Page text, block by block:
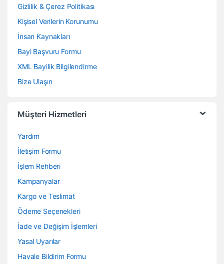
Gizlilik & Çerez Politikası
Kişisel Verilerin Korunumu
İnsan Kaynakları
Bayi Başvuru Formu
XML Bayilik Bilgilendirme
Bize Ulaşın
Müşteri Hizmetleri
Yardım
İletişim Formu
İşlem Rehberi
Kampanyalar
Kargo ve Teslimat
Ödeme Seçenekleri
İade ve Değişim İşlemleri
Yasal Uyarılar
Havale Bildirim Formu